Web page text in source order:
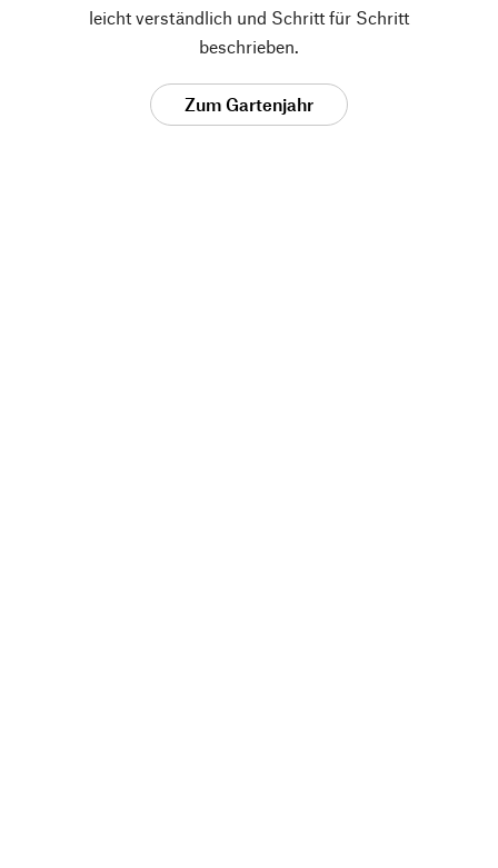
leicht verständlich und Schritt für Schritt
beschrieben.
Zum Gartenjahr